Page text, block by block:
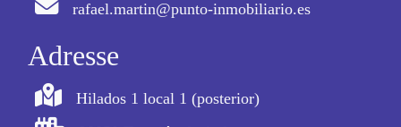
rafael.martin@punto-inmobiliario.es
Adresse
Hilados 1 local 1 (posterior)